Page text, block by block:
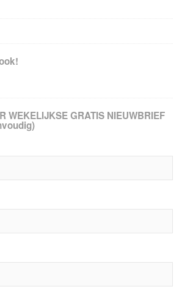
WEKELIJKSE GRATIS NIEUWBRIEF